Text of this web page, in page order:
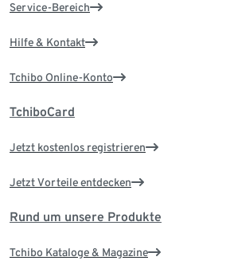
Service-Bereich
Hilfe & Kontakt
Tchibo Online-Konto
TchiboCard
Jetzt kostenlos registrieren
Jetzt Vorteile entdecken
Rund um unsere Produkte
Tchibo Kataloge & Magazine